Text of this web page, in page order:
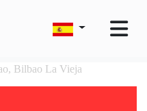
Bilbao La Vieja